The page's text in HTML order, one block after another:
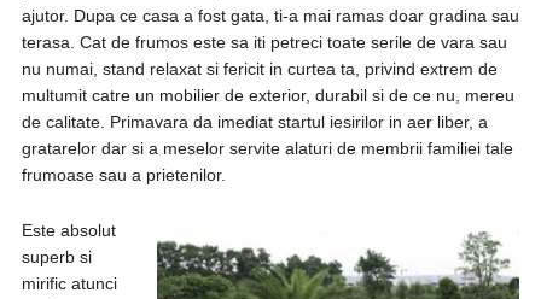
ajutor. Dupa ce casa a fost gata, ti-a mai ramas doar gradina sau
terasa. Cat de frumos este sa iti petreci toate serile de vara sau
nu numai, stand relaxat si fericit in curtea ta, privind extrem de
multumit catre un mobilier de exterior, durabil si de ce nu, mereu
de calitate. Primavara da imediat startul iesirilor in aer liber, a
gratarelor dar si a meselor servite alaturi de membrii familiei tale
frumoase sau a prietenilor.
Este absolut
superb si
mirific atunci